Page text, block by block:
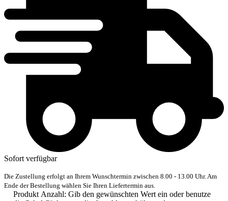
Sofort verfügbar
Die Zustellung erfolgt an Ihrem Wunschtermin zwischen 8.00 - 13.00 Uhr. Am
Ende der Bestellung wählen Sie Ihren Liefertermin aus.
Produkt Anzahl: Gib den gewünschten Wert ein oder benutze